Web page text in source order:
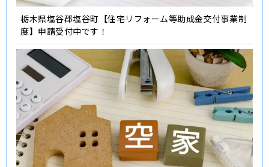
栃木県塩谷郡塩谷町【住宅リフォーム等助成金交付事業制
度】申請受付中です！